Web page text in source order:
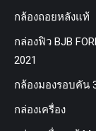
กล้องถอยหลังแท้
กล่องฟิว BJB
2021
กล้องมองรอบคัน
กล่องเครื่อง